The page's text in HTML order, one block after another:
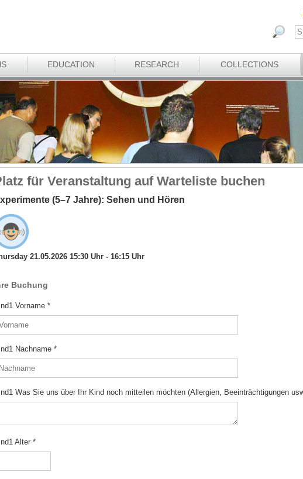
EDUCATION RESEARCH COLLECTIONS
für Veranstaltung auf Warteliste buchen
(5–7 Jahre): Sehen und Hören
21.05.2026 15:30 Uhr - 16:15 Uhr
Buchung
Vorname *
Nachname *
Was Sie uns über Ihr Kind noch mitteilen möchten (Allergien, Beeinträchtigungen
Alter *